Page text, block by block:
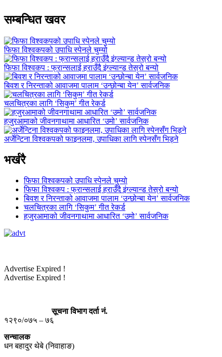
सम्बन्धित खवर
फिफा विश्वकपको उपाधि स्पेनले चुम्यो
फिफा विश्वकप : फ्रान्सलाई हराउँदै इंग्ल्यान्ड तेस्रो बन्यो
बिवश र निरन्ताको आवाजमा पालाम ‘उन्छोन्बा येन’ सार्वजनिक
चलचित्रका लागि ‘सिकुम’ गीत रेकर्ड
हजुरआमाको जीवनगाथामा आधारित ‘उमो’ सार्वजनिक
अर्जेन्टिना विश्वकपको फाइनलमा, उपाधिका लागि स्पेनसँग भिड्ने
भर्खरै
फिफा विश्वकपको उपाधि स्पेनले चुम्यो
फिफा विश्वकप : फ्रान्सलाई हराउँदै इंग्ल्यान्ड तेस्रो बन्यो
बिवश र निरन्ताको आवाजमा पालाम ‘उन्छोन्बा येन’ सार्वजनिक
चलचित्रका लागि ‘सिकुम’ गीत रेकर्ड
हजुरआमाको जीवनगाथामा आधारित ‘उमो’ सार्वजनिक
Advertise Expired !
Advertise Expired !
सूचना विभाग दर्ता नं.
१२९०/०७५ – ७६
सन्चालक
धन बहादुर थेबे (निवाहाङ)